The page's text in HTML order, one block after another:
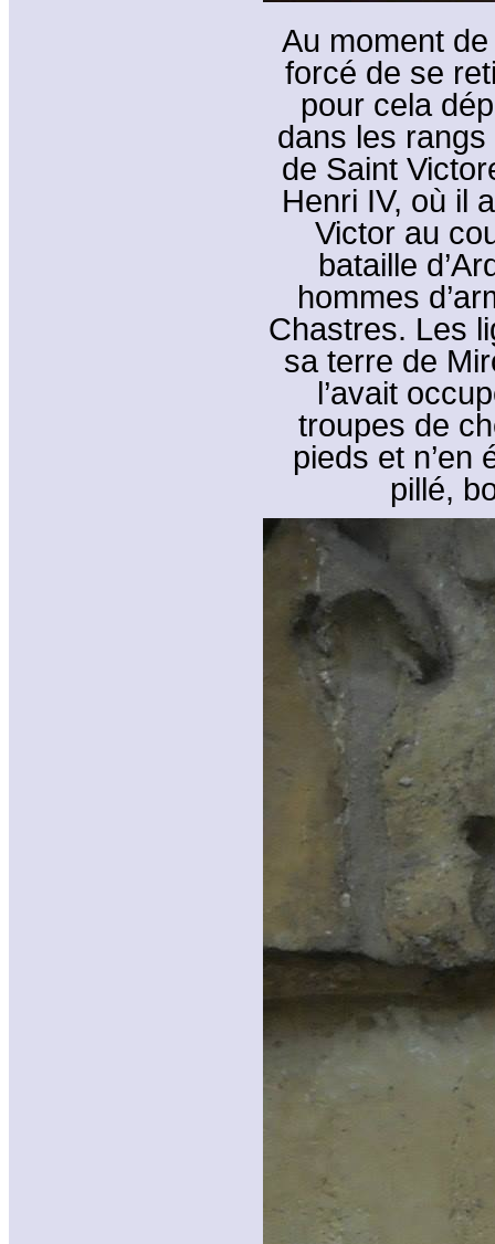
Au moment
forcé de se
pour cela
dans les
de Saint
Henri IV, où il
Victor au
bataille
hommes
Chastres. Les
sa terre de
l’avait
troupes de
pieds et n’en
pillé,